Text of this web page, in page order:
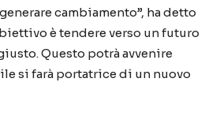
cambiamento”, ha detto
è tendere verso un futuro
Questo potrà avvenire
si farà portatrice di un nuovo